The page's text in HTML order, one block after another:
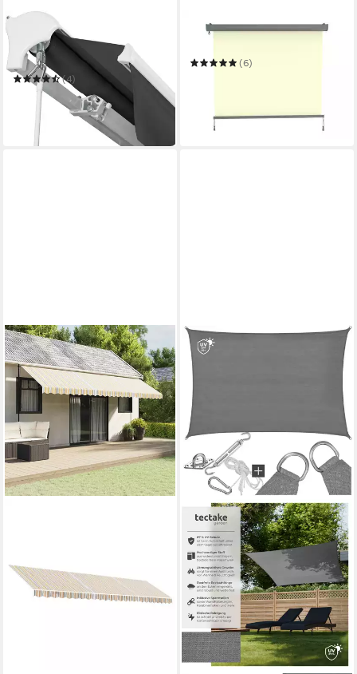
KONIFERA
Halbkassettenmarkise
Mallorca
(4)
383,49 € UVP956,57 €
lieferbar in 8 Wochen
KONIFERA
(6)
in 4-5 Werktagen bei dir